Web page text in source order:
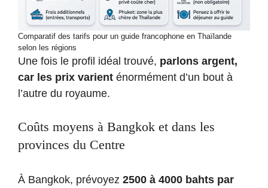
Comparatif des tarifs pour un guide francophone en Thaïlande
selon les régions
Une fois le profil idéal trouvé, parlons argent,
car les prix varient énormément d’un bout à
l’autre du royaume.
Coûts moyens à Bangkok et dans les
provinces du Centre
À Bangkok, prévoyez 2500 à 4000 bahts par